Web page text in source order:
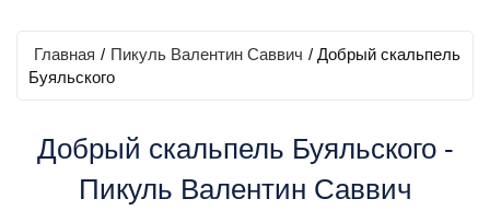
Главная / Пикуль Валентин Саввич / Добрый скальпель
Буяльского
Добрый скальпель Буяльского -
Пикуль Валентин Саввич